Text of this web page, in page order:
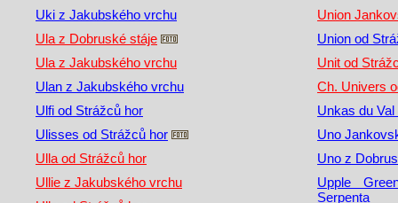
Uki z Jakubského vrchu
Ula z Dobruské stáje
Ula z Jakubského vrchu
Ulan z Jakubského vrchu
Ulfi od Strážců hor
Ulisses od Strážců hor
Ulla od Strážců hor
Ullie z Jakubského vrchu
Union
Union od
Unit od
Ch. Univers
Unkas du
Uno
Uno z
Upple
Serpenta